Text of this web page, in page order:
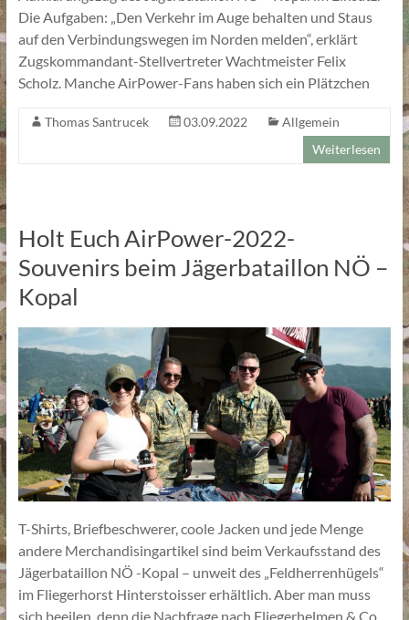
Die Aufgaben: „Den Verkehr im Auge behalten und Staus
auf den Verbindungswegen im Norden melden“, erklärt
Zugskommandant-Stellvertreter Wachtmeister Felix
Scholz. Manche AirPower-Fans haben sich ein Plätzchen
Thomas Santrucek 03.09.2022
Allgemein
Weiterlesen
Holt Euch AirPower-2022-
Souvenirs beim Jägerbataillon NÖ –
Kopal
T-Shirts, Briefbeschwerer, coole Jacken und jede Menge
andere Merchandisingartikel sind beim Verkaufsstand des
Jägerbataillon NÖ -Kopal – unweit des „Feldherrenhügels“
im Fliegerhorst Hinterstoisser erhältlich. Aber man muss
sich beeilen, denn die Nachfrage nach Fliegerhelmen & Co